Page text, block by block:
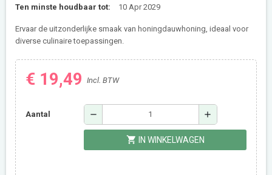
Ten minste houdbaar tot:
10 Apr 2029
Ervaar de uitzonderlijke smaak van honingdauwhoning, ideaal voor
diverse culinaire toepassingen.
€ 19,49 Incl. BTW
Aantal remove add
shopping_cart IN WINKELWAGEN